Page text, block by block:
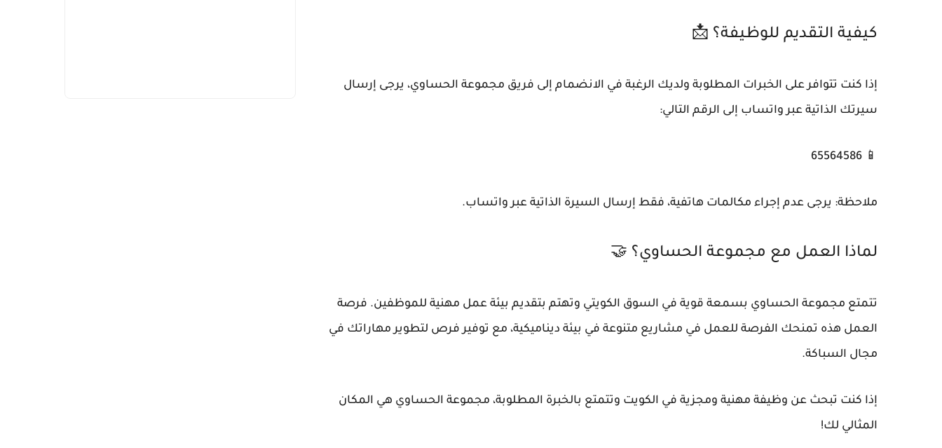
كيفية التقديم للوظيفة؟ 📩
إذا كنت تتوافر على الخبرات المطلوبة ولديك الرغبة في الانضمام إلى فريق مجموعة الحساوي، يرجى إرسال
سيرتك الذاتية عبر واتساب إلى الرقم التالي:
📱 65564586
ملاحظة: يرجى عدم إجراء مكالمات هاتفية، فقط إرسال السيرة الذاتية عبر واتساب.
لماذا العمل مع مجموعة الحساوي؟ 🤝
تتمتع مجموعة الحساوي بسمعة قوية في السوق الكويتي وتهتم بتقديم بيئة عمل مهنية للموظفين. فرصة
العمل هذه تمنحك الفرصة للعمل في مشاريع متنوعة في بيئة ديناميكية، مع توفير فرص لتطوير مهاراتك في
مجال السباكة.
إذا كنت تبحث عن وظيفة مهنية ومجزية في الكويت وتتمتع بالخبرة المطلوبة، مجموعة الحساوي هي المكان
المثالي لك!